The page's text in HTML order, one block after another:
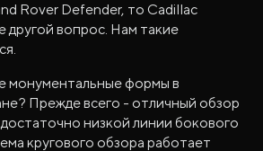
Rover Defender, то Cadillac
другой вопрос. Нам такие
монументальные формы в
Прежде всего - отличный обзор
низкой линии бокового
кругового обзора работает